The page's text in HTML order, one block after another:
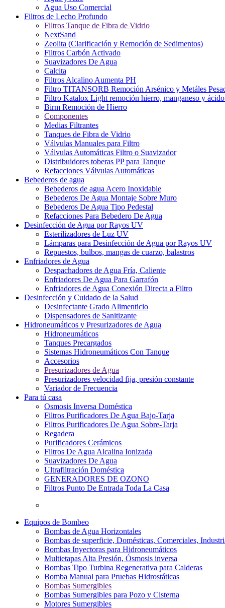
Agua Uso Comercial
Filtros de Lecho Profundo
Filtros Tanque de Fibra de Vidrio
NextSand
Zeolita (Clarificación y Remoción de Sedimentos)
Filtros Carbón Activado
Suavizadores De Agua
Calcita
Filtros Alcalino Aumenta PH
Filtro TITANSORB Remoción Arsénico y Metáles
Filtro Katalox Light remoción hierro, manganeso y
Birm Remoción de Hierro
Componentes
Medias Filtrantes
Tanques de Fibra de Vidrio
Válvulas Manuales para Filtro
Válvulas Automáticas Filtro o Suavizador
Distribuidores toberas PP para Tanque
Refacciones Válvulas Automáticas
Bebederos de agua
Bebederos de agua Acero Inoxidable
Bebederos De Agua Montaje Sobre Muro
Bebederos De Agua Tipo Pedestal
Refacciones Para Bebedero De Agua
Desinfección de Agua por Rayos UV
Esterilizadores de Luz UV
Lámparas para Desinfección de Agua por Rayos UV
Repuestos, bulbos, mangas de cuarzo, balastros
Enfriadores de Agua
Despachadores de Agua Fría, Caliente
Enfriadores De Agua Para Garrafón
Enfriadores de Agua Conexión Directa a Filtro
Desinfección y Cuidado de la Salud
Desinfectante Grado Alimenticio
Dispensadores de Sanitizante
Hidroneumáticos y Presurizadores de Agua
Hidroneumáticos
Tanques Precargados
Sistemas Hidroneumáticos Con Tanque
Accesorios
Presurizadores de Agua
Presurizadores velocidad fija, presión constante
Variador de Frecuencia
Para tú casa
Osmosis Inversa Doméstica
Filtros Purificadores De Agua Bajo-Tarja
Filtros Purificadores De Agua Sobre-Tarja
Regadera
Purificadores Cerámicos
Filtros De Agua Alcalina Ionizada
Suavizadores De Agua
Ultrafiltración Doméstica
GENERADORES DE OZONO
Filtros Punto De Entrada Toda La Casa
Equipos de Bombeo
Bombas de Agua Horizontales
Bombas de superficie, Domésticas, Comerciales,
Bombas Inyectoras para Hidroneumáticos
Multietapas Alta Presión, Ósmosis inversa
Bombas Tipo Turbina Regenerativa para Calderas
Bomba Manual para Pruebas Hidrostáticas
Bombas Sumergibles
Bombas Sumergibles para Pozo y Cisterna
Motores Sumergibles